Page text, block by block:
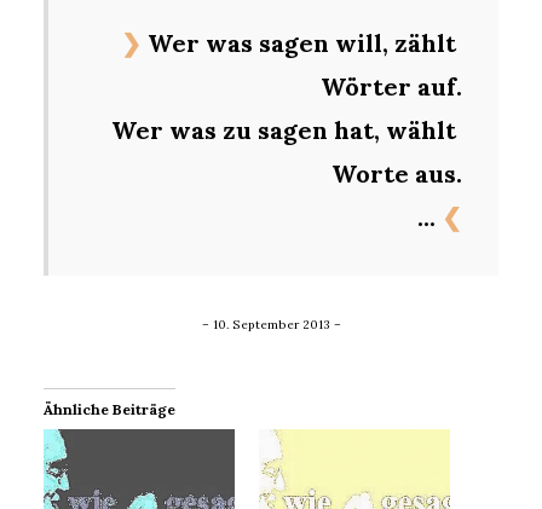
❯ Wer was sagen will, zählt
Wörter auf.
Wer was zu sagen hat, wählt
Worte aus.
... ❮
– 10. September 2013 –
Ähnliche Beiträge